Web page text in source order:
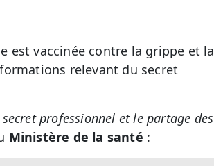
est vaccinée contre la grippe et la
relevant du secret
professionnel et le partage des
Ministère de la santé :